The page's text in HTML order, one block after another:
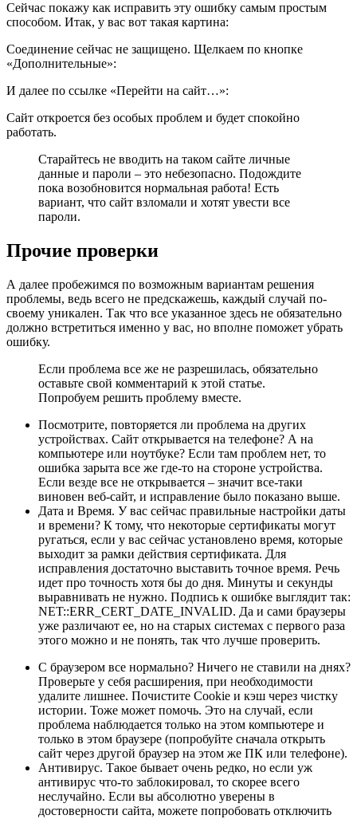
Сейчас покажу как исправить эту ошибку самым простым
способом. Итак, у вас вот такая картина:
Соединение сейчас не защищено. Щелкаем по кнопке
«Дополнительные»:
И далее по ссылке «Перейти на сайт…»:
Сайт откроется без особых проблем и будет спокойно
работать.
Старайтесь не вводить на таком сайте личные
данные и пароли – это небезопасно. Подождите
пока возобновится нормальная работа! Есть
вариант, что сайт взломали и хотят увести все
пароли.
Прочие проверки
А далее пробежимся по возможным вариантам решения
проблемы, ведь всего не предскажешь, каждый случай по-
своему уникален. Так что все указанное здесь не обязательно
должно встретиться именно у вас, но вполне поможет убрать
ошибку.
Если проблема все же не разрешилась, обязательно
оставьте свой комментарий к этой статье.
Попробуем решить проблему вместе.
Посмотрите, повторяется ли проблема на других
устройствах. Сайт открывается на телефоне? А на
компьютере или ноутбуке? Если там проблем нет, то
ошибка зарыта все же где-то на стороне устройства.
Если везде все не открывается – значит все-таки
виновен веб-сайт, и исправление было показано выше.
Дата и Время. У вас сейчас правильные настройки даты
и времени? К тому, что некоторые сертификаты могут
ругаться, если у вас сейчас установлено время, которые
выходит за рамки действия сертификата. Для
исправления достаточно выставить точное время. Речь
идет про точность хотя бы до дня. Минуты и секунды
выравнивать не нужно. Подпись к ошибке выглядит так:
NET::ERR_CERT_DATE_INVALID. Да и сами браузеры
уже различают ее, но на старых системах с первого раза
этого можно и не понять, так что лучше проверить.
С браузером все нормально? Ничего не ставили на днях?
Проверьте у себя расширения, при необходимости
удалите лишнее. Почистите Cookie и кэш через чистку
истории. Тоже может помочь. Это на случай, если
проблема наблюдается только на этом компьютере и
только в этом браузере (попробуйте сначала открыть
сайт через другой браузер на этом же ПК или телефоне).
Антивирус. Такое бывает очень редко, но если уж
антивирус что-то заблокировал, то скорее всего
неслучайно. Если вы абсолютно уверены в
достоверности сайта, можете попробовать отключить